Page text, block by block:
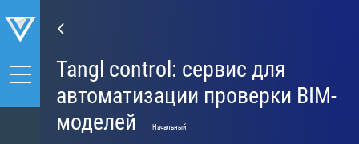
Tangl control: сервис для
автоматизации проверки BIM-
моделей
Начальный